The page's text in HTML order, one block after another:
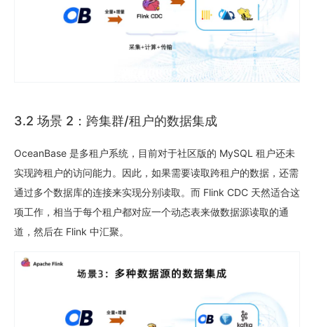
3.2 场景 2：跨集群/租户的数据集成
OceanBase 是多租户系统，目前对于社区版的 MySQL 租户还未
实现跨租户的访问能力。因此，如果需要读取跨租户的数据，还需
通过多个数据库的连接来实现分别读取。而 Flink CDC 天然适合这
项工作，相当于每个租户都对应一个动态表来做数据源读取的通
道，然后在 Flink 中汇聚。